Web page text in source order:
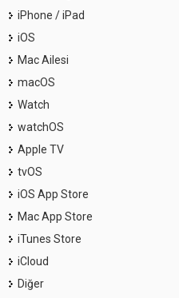
iPhone / iPad
iOS
Mac Ailesi
macOS
Watch
watchOS
Apple TV
tvOS
iOS App Store
Mac App Store
iTunes Store
iCloud
Diğer